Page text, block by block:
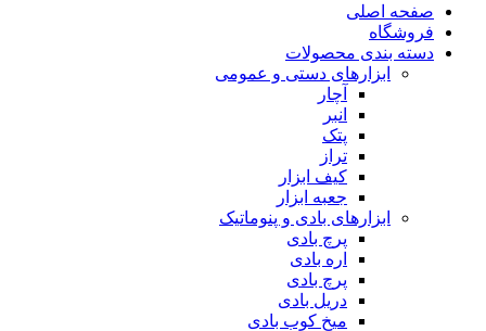
صفحه اصلی
فروشگاه
دسته بندی محصولات
ابزارهای دستی و عمومی
آچار
انبر
پتک
تراز
کیف ابزار
جعبه ابزار
ابزارهای بادی و پنوماتیک
پرچ بادی
اره بادی
پرچ بادی
دریل بادی
میخ کوب بادی